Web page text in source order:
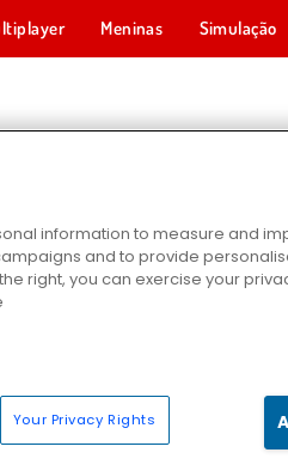
Meninas Simulação
Cargo Skates Beggar Clicker
information to measure and
and to provide
right, you can exercise your
Your Privacy Rights